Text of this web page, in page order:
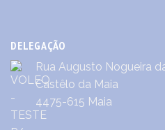
DELEGAÇÃO
Rua Augusto Nogueira
Castêlo da Maia
4475-615 Maia